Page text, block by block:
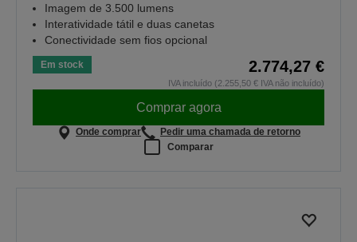
Imagem de 3.500 lumens
Interatividade tátil e duas canetas
Conectividade sem fios opcional
Em stock 2.774,27 €
IVA incluído (2.255,50 € IVA não incluído)
Comprar agora
Onde comprar
Pedir uma chamada de retorno
Comparar